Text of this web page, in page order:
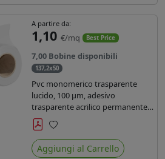
A partire da:
1,10 €/mq Best Price
7,00 Bobine disponibili
137,2x50
Pvc monomerico trasparente
lucido, 100 µm, adesivo
trasparente acrilico permanente
durata 3 anni, liner in carta kraft
monosiliconata da 135 gr, REACH
compliant per stampa con
inchiostri solvente ecosolvente uv
Preferiti
Aggiungi al Carrello